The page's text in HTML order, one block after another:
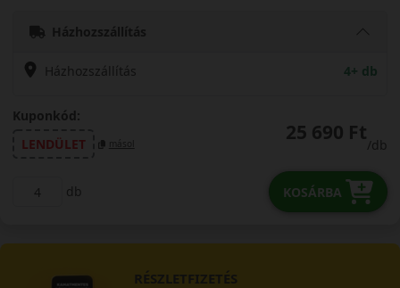
Házhozszállítás
Házhozszállítás 4+ db
Kuponkód:
LENDÜLET
másol 25 690 Ft
/db
db KOSÁRBA
RÉSZLETFIZETÉS